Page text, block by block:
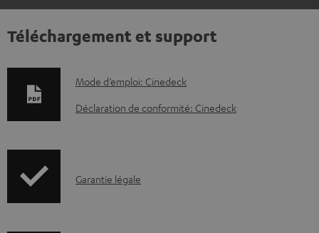
Téléchargement et support
D
o
e
Mode d’emploi: Cinedeck
Déclaration de conformité: Cinedeck
IGarantie légale